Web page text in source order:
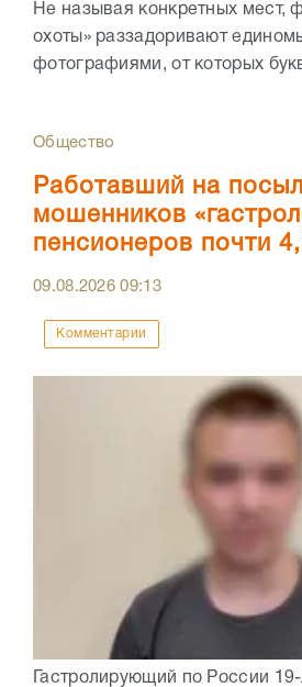
Не называя конкретных мест,
охоты» раззадоривают
фотографиями, от которых
Общество
Работавший на
мошенников
пенсионеров почти
09.08.202609:13
Комментарии
Гастролирующий по России